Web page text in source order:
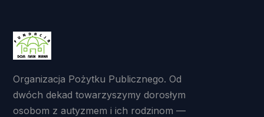
Organizacja Pożytku Publicznego. Od
dwóch dekad towarzyszymy dorosłym
osobom z autyzmem i ich rodzinom —